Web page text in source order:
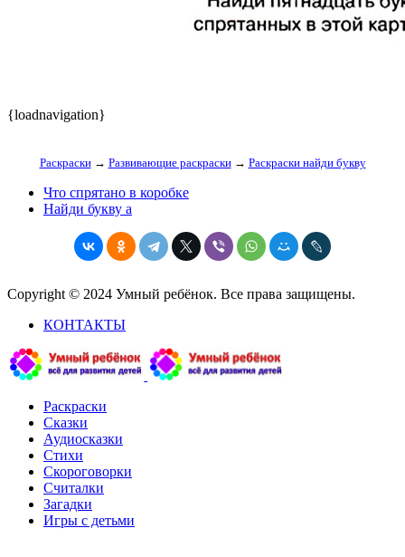
{loadnavigation}
Раскраски→ Развивающие раскраски→ Раскраски найди букву
Что спрятано в коробке
Найди букву а
Copyright © 2024 Умный ребёнок. Все права защищены.
КОНТАКТЫ
Раскраски
Сказки
Аудиосказки
Стихи
Скороговорки
Считалки
Загадки
Игры с детьми